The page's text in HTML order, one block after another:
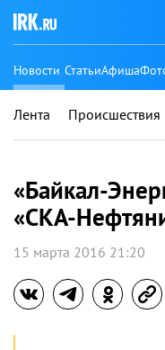
Новости СтатьиАфиша
Лента Происшествия
«Байкал-
«СКА-
15 марта 2016 21:20